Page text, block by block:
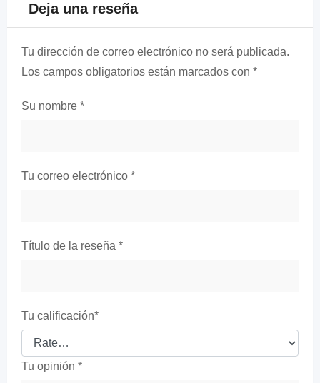
Deja una reseña
Tu dirección de correo electrónico no será publicada.
Los campos obligatorios están marcados con *
Su nombre *
Tu correo electrónico *
Título de la reseña *
Tu calificación*
Tu opinión *